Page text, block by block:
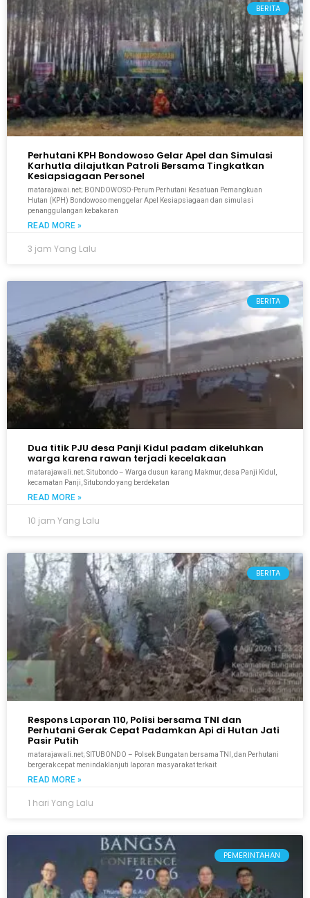
BERITA
Perhutani KPH Bondowoso Gelar Apel dan Simulasi
Karhutla dilajutkan Patroli Bersama Tingkatkan
Kesiapsiagaan Personel
matarajawai.net; BONDOWOSO-Perum Perhutani Kesatuan Pemangkuan
Hutan (KPH) Bondowoso menggelar Apel Kesiapsiagaan dan simulasi
penanggulangan kebakaran
READ MORE »
3 jam Yang Lalu
BERITA
Dua titik PJU desa Panji Kidul padam dikeluhkan
warga karena rawan terjadi kecelakaan
matarajawali.net; Situbondo – Warga dusun karang Makmur, desa Panji Kidul,
kecamatan Panji, Situbondo yang berdekatan
READ MORE »
10 jam Yang Lalu
BERITA
Respons Laporan 110, Polisi bersama TNI dan
Perhutani Gerak Cepat Padamkan Api di Hutan Jati
Pasir Putih
matarajawali.net; SITUBONDO – Polsek Bungatan bersama TNI, dan Perhutani
bergerak cepat menindaklanjuti laporan masyarakat terkait
READ MORE »
1 hari Yang Lalu
PEMERINTAHAN